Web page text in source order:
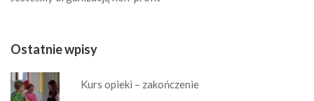
Ostatnie wpisy
Kurs opieki – zakończenie